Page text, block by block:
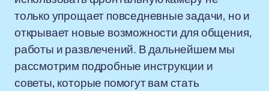
только упрощает повседневные задачи, но и
открывает новые возможности для общения,
работы и развлечений. В дальнейшем мы
рассмотрим подробные инструкции и
советы, которые помогут вам стать